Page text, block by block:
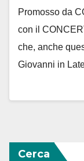
Promosso da
con il
che, anche
Giovanni in
Cerca